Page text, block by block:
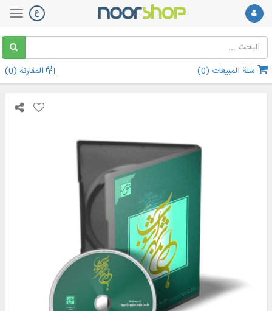
سلة المبيعات (0
) المقارنة (0
)